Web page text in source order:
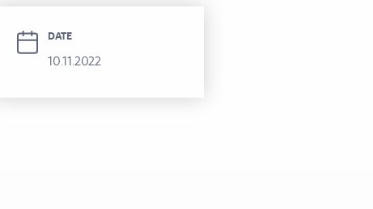
DATE
10.11.2022